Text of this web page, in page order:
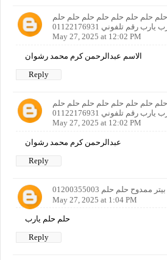
حلم حلم حلم حلم حلم حلم حلم
رقم تلفوني 01122176931
May 27, 2025 at 12:02 PM
الاسم عبدالرحمن كرم محمد رشوان
Reply
حلم حلم حلم حلم حلم حلم حلم
رقم تلفوني 01122176931
May 27, 2025 at 12:02 PM
عبدالرحمن كرم محمد رشوان
Reply
بيتر ممدوح حلم حلم 01200355003
May 27, 2025 at 1:04 PM
حلم حلم يارب
Reply